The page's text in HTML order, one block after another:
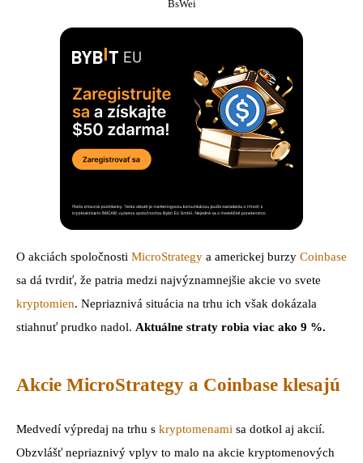
BsWei
O akciách spoločnosti MicroStrategy a americkej burzy Coinbase
sa dá tvrdiť, že patria medzi najvýznamnejšie akcie vo svete
kryptomien. Nepriaznivá situácia na trhu ich však dokázala
stiahnuť prudko nadol. Aktuálne straty robia viac ako 9 %.
Akcie MicroStrategy a Coinbase klesajú
Medvedí výpredaj na trhu s kryptomenami sa dotkol aj akcií.
Obzvlášť nepriaznivý vplyv to malo na akcie kryptomenových